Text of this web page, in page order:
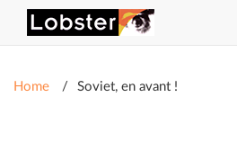
Home Soviet, en avant !